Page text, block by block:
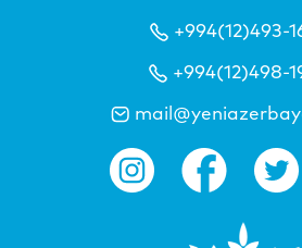
+994(12)493-
+994(12)498-